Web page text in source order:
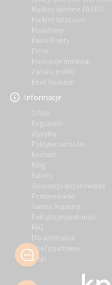
Markizy okienne FAKRO
Markizy tarasowe
Moskitiery
Fakro Rolety
Firma
Instrukcje montażu
Zamów próbki
Knall Youtube
Informacje
O Nas
Regulamin
Wysyłka
Polityka zwrotów
Kontakt
Blog
Rabaty
Gwarancja dopasowania
Pomiarowanie
Galeria Inspiracji
Polityka prywatności
FAQ
Dla architekta
Strefa partnera
Misja